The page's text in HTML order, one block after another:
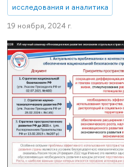
исследования и аналитика
19 ноября, 2024 г.